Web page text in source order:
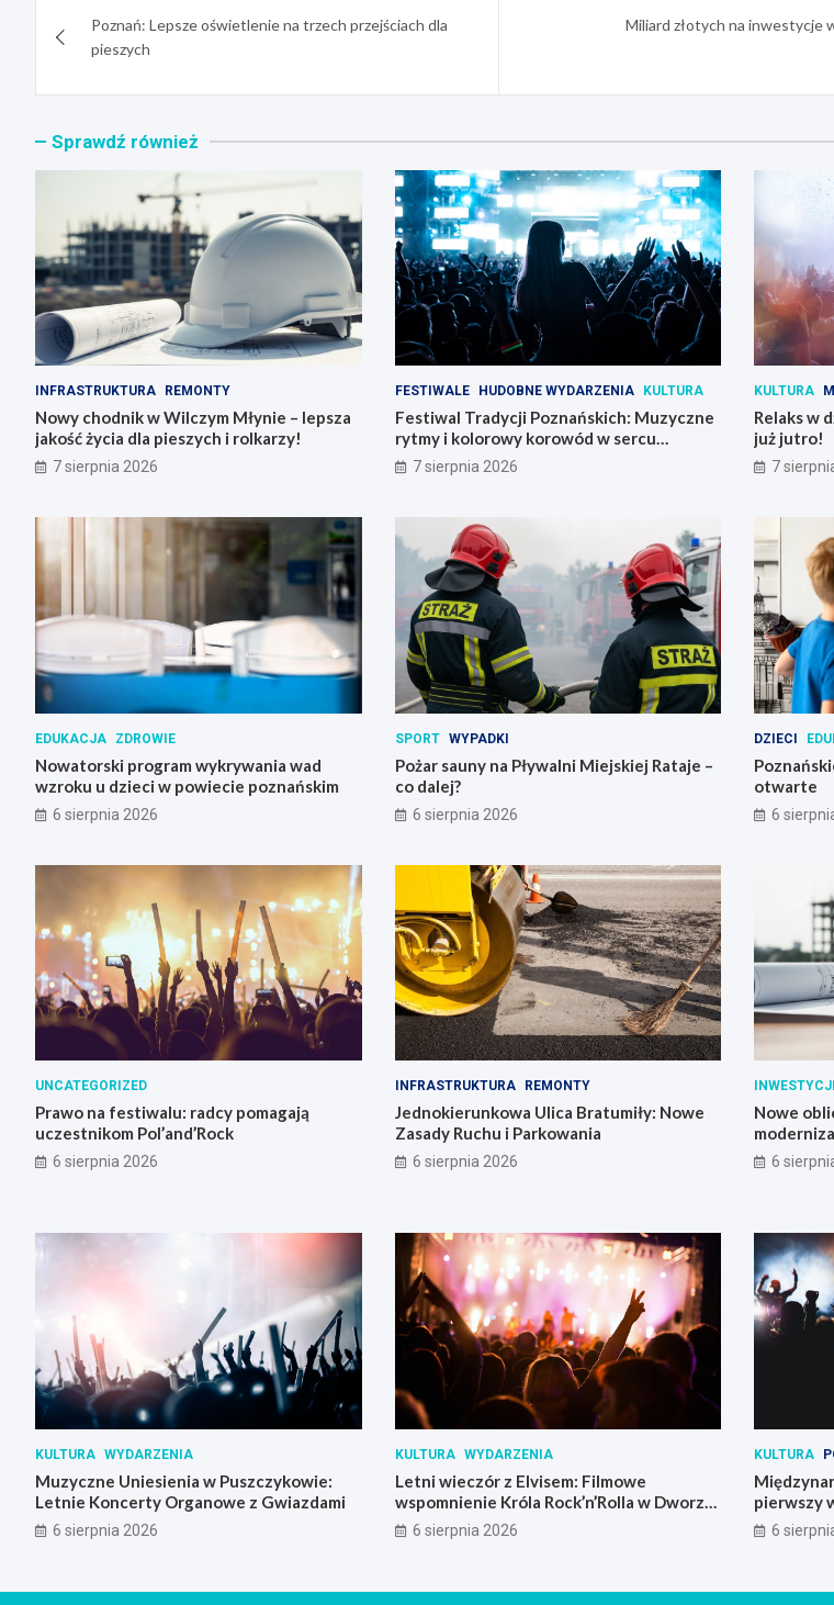
wpisuPoznań: Lepsze oświetlenie na trzech przejściach dla
pieszych
Miliard złotych na inwestycje
Sprawdź również
INFRASTRUKTURA REMONTY
Nowy chodnik w Wilczym Młynie – lepsza
jakość życia dla pieszych i rolkarzy!
7 sierpnia 2026
FESTIWALE HUDOBNE WYDARZENIA KULTURA
Festiwal Tradycji Poznańskich: Muzyczne
rytmy i kolorowy korowód w sercu
Poznania
7 sierpnia 2026
KULTURA
Relaks w
już jutro!
7
EDUKACJA ZDROWIE
Nowatorski program wykrywania wad
wzroku u dzieci w powiecie poznańskim
6 sierpnia 2026
SPORT WYPADKI
Pożar sauny na Pływalni Miejskiej Rataje –
co dalej?
6 sierpnia 2026
DZIECI
otwarte
6
UNCATEGORIZED
Prawo na festiwalu: radcy pomagają
uczestnikom Pol’and’Rock
6 sierpnia 2026
INFRASTRUKTURA REMONTY
Jednokierunkowa Ulica Bratumiły: Nowe
Zasady Ruchu i Parkowania
6 sierpnia 2026
Nowe
6
KULTURA WYDARZENIA
Muzyczne Uniesienia w Puszczykowie:
Letnie Koncerty Organowe z Gwiazdami
6 sierpnia 2026
KULTURA WYDARZENIA
Letni wieczór z Elvisem: Filmowe
wspomnienie Króla Rock’n’Rolla w Dworze
Skrzynki
6 sierpnia 2026
KULTURA
pierwszy
6